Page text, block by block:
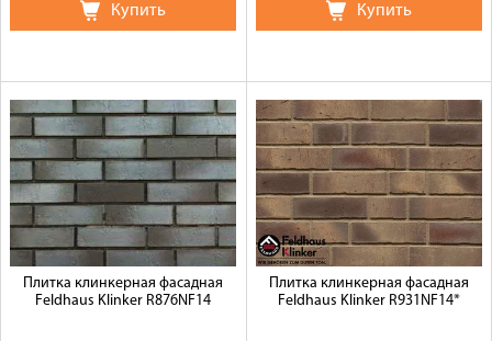
Купить Купить
Плитка клинкерная фасадная
Feldhaus Klinker R876NF14
Плитка клинкерная фасадная
Feldhaus Klinker R931NF14*